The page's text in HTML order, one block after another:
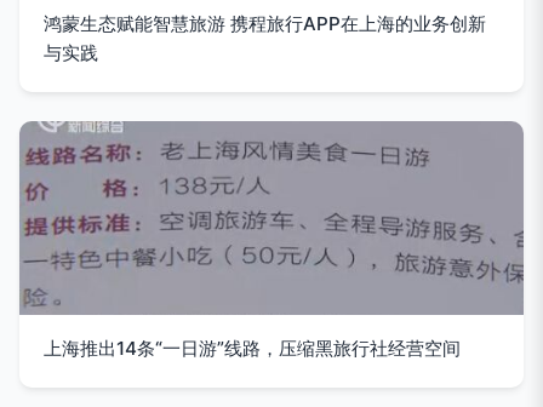
鸿蒙生态赋能智慧旅游 携程旅行APP在上海的业务创新
与实践
上海推出14条“一日游”线路，压缩黑旅行社经营空间